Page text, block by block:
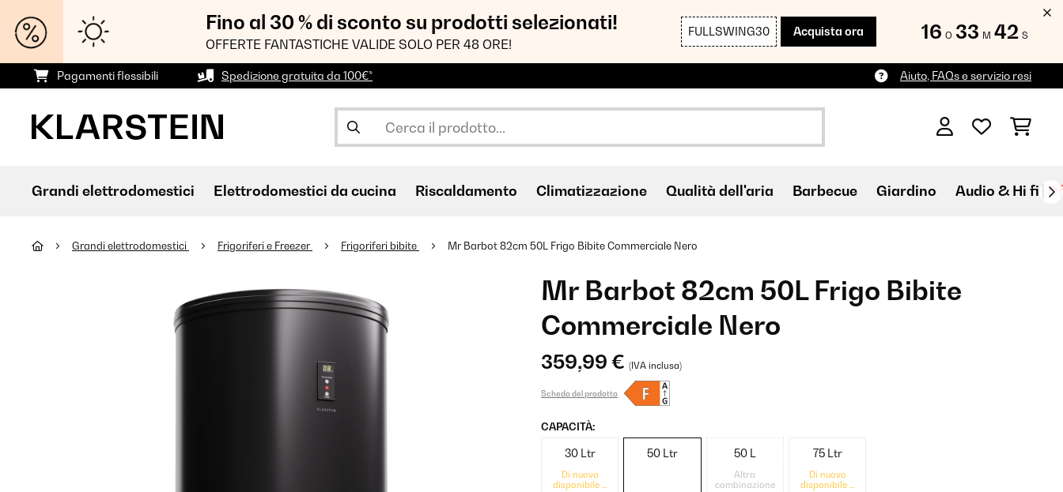
Fino al 30 % di sconto su prodotti selezionati!
OFFERTE FANTASTICHE VALIDE SOLO PER 48 ORE!
FULLSWING30 Acquista ora 16 O 33 M 40 S
Pagamenti flessibili Spedizione gratuita da 100€* Aiuto, FAQs e servizio resi
Grandi elettrodomestici Elettrodomestici da cucina Riscaldamento Climatizzazione Qualità dell'aria Barbecue Giardino Audio & Hi fi
Grandi elettrodomestici Frigoriferi e Freezer Frigoriferi bibite Mr Barbot 82cm 50L Frigo Bibite Commerciale Nero
Mr Barbot 82cm 50L Frigo Bibite
Commerciale Nero
359,99 € (IVA inclusa)
Scheda del prodotto
CAPACITÀ:
30 Ltr
Di nuovo
disponibile a
50 Ltr 50 L
Altra
combinazione
75 Ltr
Di nuovo
disponibile a